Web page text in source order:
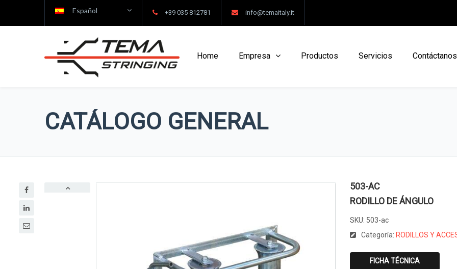
Español +39 035 812781 info@temaitaly.it
Home Empresa Productos Servicios Contáctanos
CATÁLOGO GENERAL
503-AC
RODILLO DE ÁNGULO
SKU: 503-ac
Categoría: RODILLOS Y
FICHA TÉCNICA